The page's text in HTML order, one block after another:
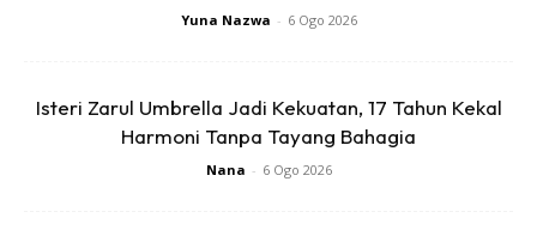
Ads
Yuna Nazwa - 6 Ogo 2026
Isteri Zarul Umbrella Jadi Kekuatan, 17 Tahun Kekal
Harmoni Tanpa Tayang Bahagia
Nana - 6 Ogo 2026